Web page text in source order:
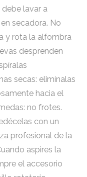
debe lavar a
secadora. No
y rota la alfombra
desprenden
secas: elimínalas
hacia el
no frotes.
con un
profesional de la
aspires la
el accesorio